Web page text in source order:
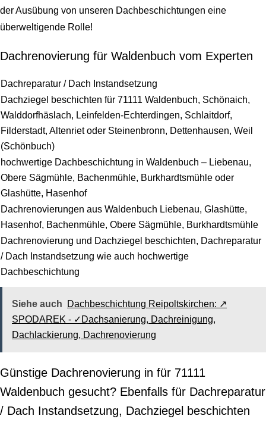
der Ausübung von unseren Dachbeschichtungen eine
überweltigende Rolle!
Dachrenovierung für Waldenbuch vom Experten
Dachreparatur / Dach Instandsetzung
Dachziegel beschichten für 71111 Waldenbuch, Schönaich,
Walddorfhäslach, Leinfelden-Echterdingen, Schlaitdorf,
Filderstadt, Altenriet oder Steinenbronn, Dettenhausen, Weil
(Schönbuch)
hochwertige Dachbeschichtung in Waldenbuch – Liebenau,
Obere Sägmühle, Bachenmühle, Burkhardtsmühle oder
Glashütte, Hasenhof
Dachrenovierungen aus Waldenbuch Liebenau, Glashütte,
Hasenhof, Bachenmühle, Obere Sägmühle, Burkhardtsmühle
Dachrenovierung und Dachziegel beschichten, Dachreparatur
/ Dach Instandsetzung wie auch hochwertige
Dachbeschichtung
Siehe auch
Dachbeschichtung Reipoltskirchen: ↗️
SPODAREK - ✓Dachsanierung, Dachreinigung,
Dachlackierung, Dachrenovierung
Günstige Dachrenovierung in für 71111
Waldenbuch gesucht? Ebenfalls für Dachreparatur
/ Dach Instandsetzung, Dachziegel beschichten